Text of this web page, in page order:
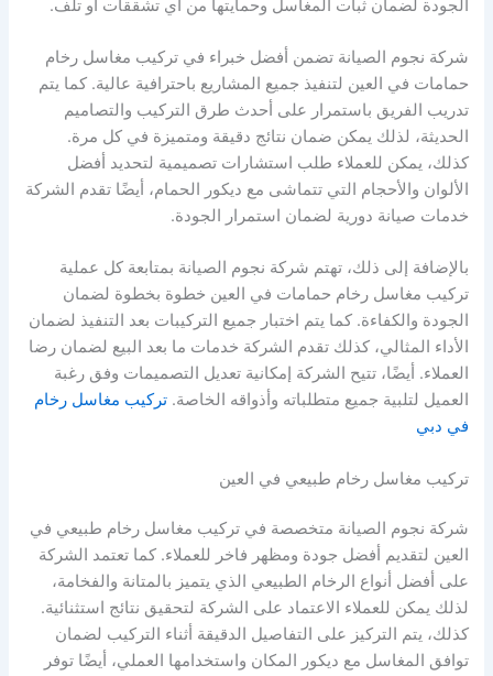
الجودة لضمان ثبات المغاسل وحمايتها من أي تشققات أو تلف.
شركة نجوم الصيانة تضمن أفضل خبراء في تركيب مغاسل رخام
حمامات في العين لتنفيذ جميع المشاريع باحترافية عالية. كما يتم
تدريب الفريق باستمرار على أحدث طرق التركيب والتصاميم
الحديثة، لذلك يمكن ضمان نتائج دقيقة ومتميزة في كل مرة.
كذلك، يمكن للعملاء طلب استشارات تصميمية لتحديد أفضل
الألوان والأحجام التي تتماشى مع ديكور الحمام، أيضًا تقدم الشركة
خدمات صيانة دورية لضمان استمرار الجودة.
بالإضافة إلى ذلك، تهتم شركة نجوم الصيانة بمتابعة كل عملية
تركيب مغاسل رخام حمامات في العين خطوة بخطوة لضمان
الجودة والكفاءة. كما يتم اختبار جميع التركيبات بعد التنفيذ لضمان
الأداء المثالي، كذلك تقدم الشركة خدمات ما بعد البيع لضمان رضا
العملاء. أيضًا، تتيح الشركة إمكانية تعديل التصميمات وفق رغبة
العميل لتلبية جميع متطلباته وأذواقه الخاصة. تركيب مغاسل رخام
في دبي
تركيب مغاسل رخام طبيعي في العين
شركة نجوم الصيانة متخصصة في تركيب مغاسل رخام طبيعي في
العين لتقديم أفضل جودة ومظهر فاخر للعملاء. كما تعتمد الشركة
على أفضل أنواع الرخام الطبيعي الذي يتميز بالمتانة والفخامة،
لذلك يمكن للعملاء الاعتماد على الشركة لتحقيق نتائج استثنائية.
كذلك، يتم التركيز على التفاصيل الدقيقة أثناء التركيب لضمان
توافق المغاسل مع ديكور المكان واستخدامها العملي، أيضًا توفر